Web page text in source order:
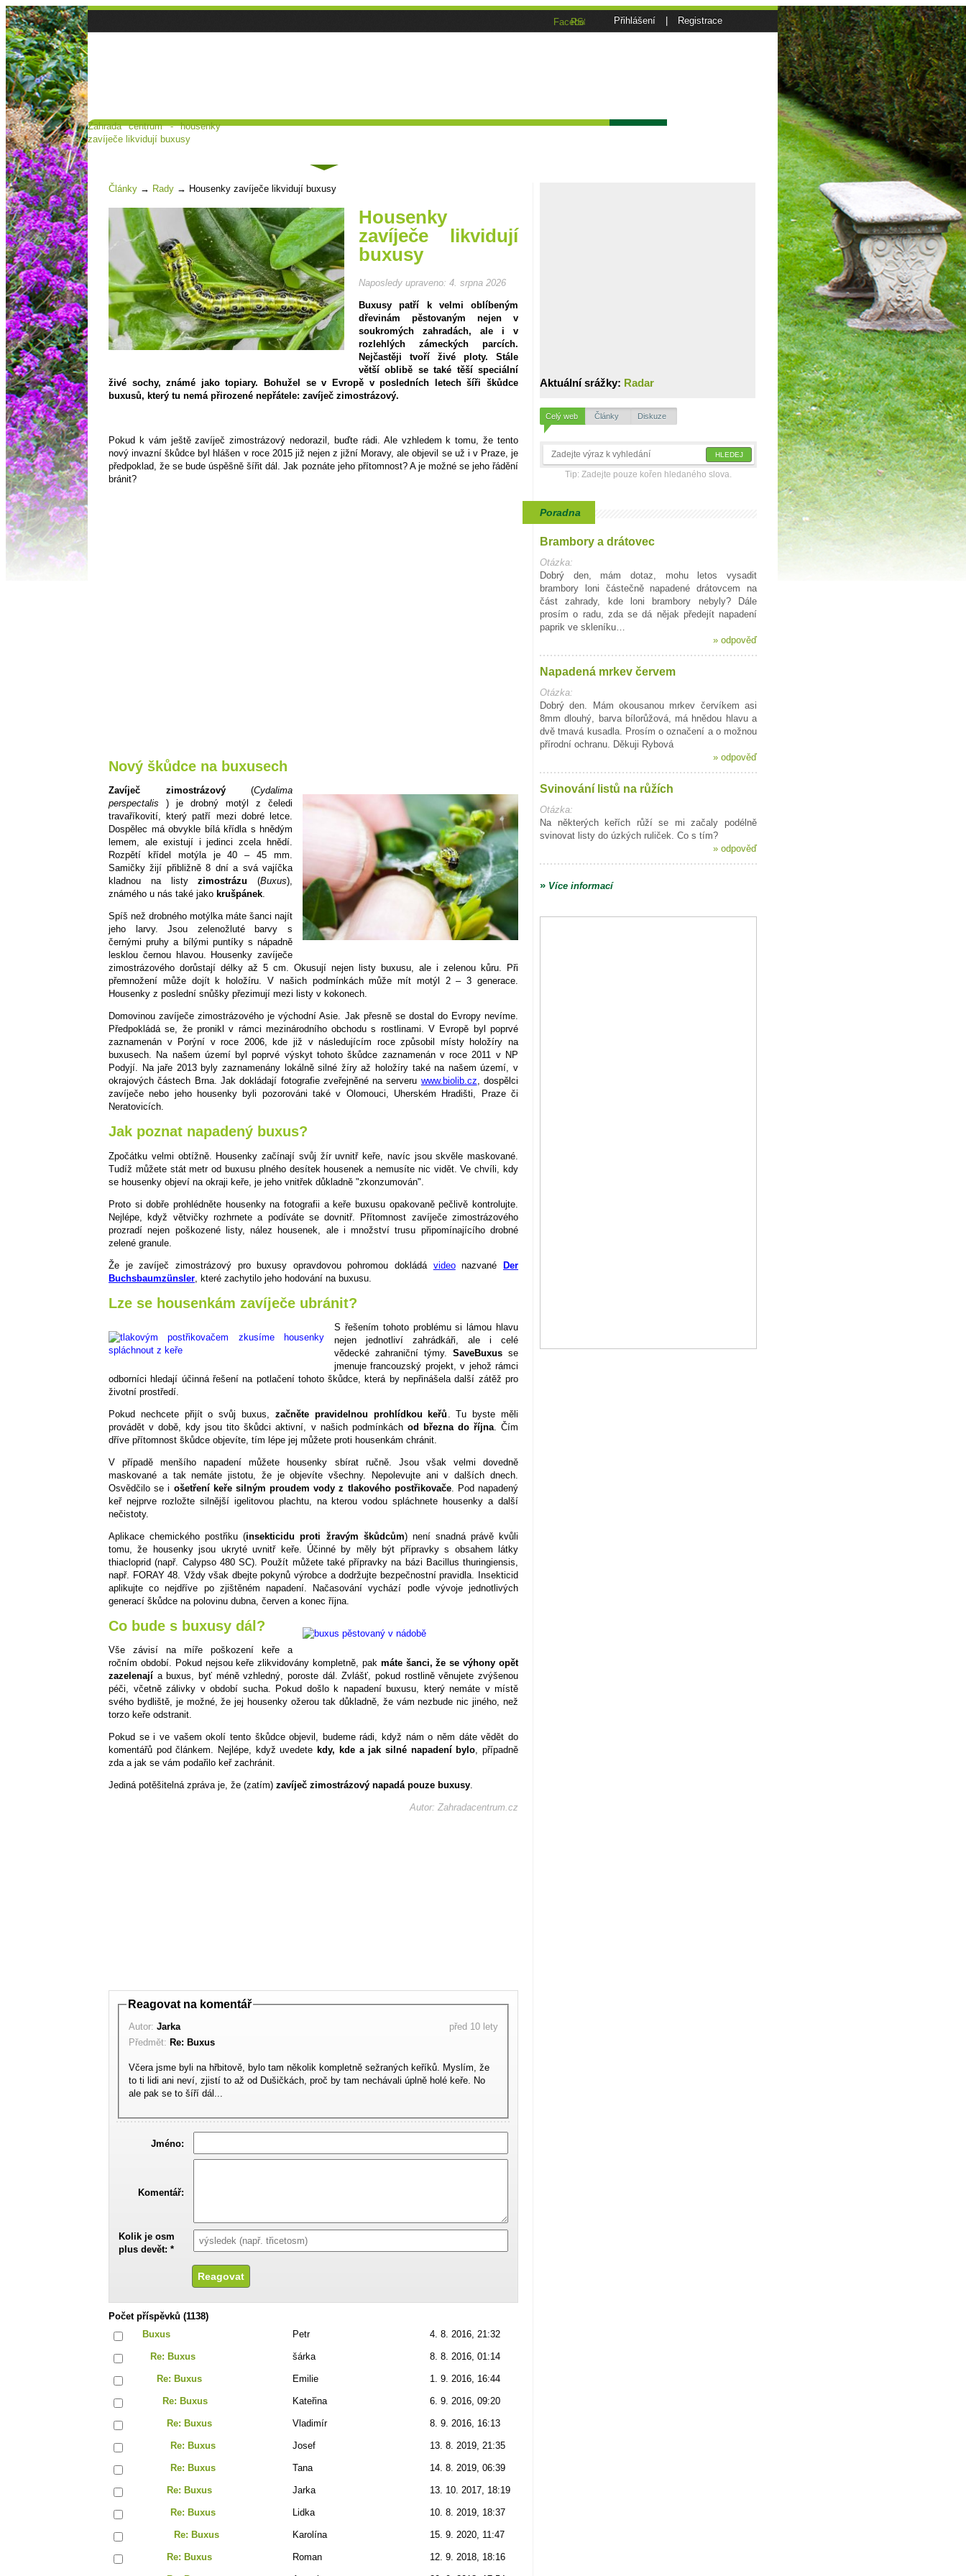
Přihlášení Registrace
Facebook
RSS
Zahrada centrum - housenky
zavíječe likvidují buxusy
Hlavní strana Poradna a diskuse
Články → Rady → Housenky zavíječe likvidují buxusy
Housenky
zavíječe likvidují
buxusy
Naposledy upraveno: 4. srpna 2026
Buxusy patří k velmi oblíbeným
dřevinám pěstovaným nejen v
soukromých zahradách, ale i v
rozlehlých zámeckých parcích.
Nejčastěji tvoří živé ploty. Stále
větší oblibě se také těší speciální
živé sochy, známé jako topiary. Bohužel se v Evropě v posledních letech šíři škůdce
buxusů, který tu nemá přirozené nepřátele: zavíječ zimostrázový.
Pokud k vám ještě zavíječ zimostrázový nedorazil, buďte rádi. Ale vzhledem k tomu, že tento
nový invazní škůdce byl hlášen v roce 2015 již nejen z jižní Moravy, ale objevil se už i v Praze, je
předpoklad, že se bude úspěšně šířit dál. Jak poznáte jeho přítomnost? A je možné se jeho řádění
bránit?
Nový škůdce na buxusech
Zavíječ zimostrázový (Cydalima
perspectalis ) je drobný motýl z čeledi
travaříkovití, který patří mezi dobré letce.
Dospělec má obvykle bílá křídla s hnědým
lemem, ale existují i jedinci zcela hnědí.
Rozpětí křídel motýla je 40 – 45 mm.
Samičky žijí přibližně 8 dní a svá vajíčka
kladnou na listyzimostrázu (Buxus),
známého u nás také jako krušpánek.
Spíš než drobného motýlka máte šanci najít
jeho larvy. Jsou zelenožluté barvy s
černými pruhy a bílými puntíky s nápadně
lesklou černou hlavou. Housenky zavíječe
zimostrázového dorůstají délky až 5 cm. Okusují nejen listy buxusu, ale i zelenou kůru. Při
přemnožení může dojít k holožíru. V našich podmínkách může mít motýl 2 – 3 generace.
Housenky z poslední snůšky přezimují mezi listy v kokonech.
Domovinou zavíječe zimostrázového je východní Asie. Jak přesně se dostal do Evropy nevíme.
Předpokládá se, že pronikl v rámci mezinárodního obchodu s rostlinami. V Evropě byl poprvé
zaznamenán v Porýní v roce 2006, kde již v následujícím roce způsobil místy holožíry na
buxusech. Na našem území byl poprvé výskyt tohoto škůdce zaznamenán v roce 2011 v NP
Podyjí. Na jaře 2013 byly zaznamenány lokálně silné žíry až holožíry také na našem území, v
okrajových částech Brna. Jak dokládají fotografie zveřejněné na serveru www.biolib.cz, dospělci
zavíječe nebo jeho housenky byli pozorováni také v Olomouci, Uherském Hradišti, Praze či
Neratovicích.
Jak poznat napadený buxus?
Zpočátku velmi obtížně. Housenky začínají svůj žír uvnitř keře, navíc jsou skvěle maskované.
Tudíž můžete stát metr od buxusu plného desítek housenek a nemusíte nic vidět. Ve chvíli, kdy
se housenky objeví na okraji keře, je jeho vnitřek důkladně "zkonzumován".
Proto si dobře prohlédněte housenky na fotografii a keře buxusu opakovaně pečlivě kontrolujte.
Nejlépe, když větvičky rozhrnete a podíváte se dovnitř. Přítomnost zavíječe zimostrázového
prozradí nejen poškozené listy, nález housenek, ale i množství trusu připomínajícího drobné
zelené granule.
Že je zavíječ zimostrázový pro buxusy opravdovou pohromou dokládá videonazvanéDer
Buchsbaumzünsler , které zachytilo jeho hodování na buxusu.
Lze se housenkám zavíječe ubránit?
S řešením tohoto problému si lámou hlavu
nejen jednotliví zahrádkáři, ale i celé
vědecké zahraniční týmy. SaveBuxus se
jmenuje francouzský projekt, v jehož rámci
odborníci hledají účinná řešení na potlačení tohoto škůdce, která by nepřinášela další zátěž pro
životní prostředí.
Pokud nechcete přijít o svůj buxus, začněte pravidelnou prohlídkou keřů . Tu byste měli
provádět v době, kdy jsou tito škůdci aktivní, v našich podmínkách od března do října. Čím
dříve přítomnost škůdce objevíte, tím lépe jej můžete proti housenkám chránit.
V případě menšího napadení můžete housenky sbírat ručně. Jsou však velmi dovedně
maskované a tak nemáte jistotu, že je objevíte všechny. Nepolevujte ani v dalších dnech.
Osvědčilo se i ošetření keře silným proudem vody z tlakového postřikovače. Pod napadený
keř nejprve rozložte silnější igelitovou plachtu, na kterou vodou spláchnete housenky a další
nečistoty.
Aplikace chemického postřiku (insekticidu proti žravým škůdcům) není snadná právě kvůli
tomu, že housenky jsou ukryté uvnitř keře. Účinné by měly být přípravky s obsahem látky
thiacloprid (např. Calypso 480 SC). Použít můžete také přípravky na bázi Bacillus thuringiensis,
např. FORAY 48. Vždy však dbejte pokynů výrobce a dodržujte bezpečnostní pravidla. Insekticid
aplikujte co nejdříve po zjištěném napadení. Načasování vychází podle vývoje jednotlivých
generací škůdce na polovinu dubna, červen a konec října.
Co bude s buxusy dál?
Vše závisí na míře poškození keře a
ročním období. Pokud nejsou keře zlikvidovány kompletně, pak máte šanci, že se výhony opět
zazelenají a buxus, byť méně vzhledný, poroste dál. Zvlášť, pokud rostlině věnujete zvýšenou
péči, včetně zálivky v období sucha. Pokud došlo k napadení buxusu, který nemáte v místě
svého bydliště, je možné, že jej housenky ožerou tak důkladně, že vám nezbude nic jiného, než
torzo keře odstranit.
Pokud se i ve vašem okolí tento škůdce objevil, budeme rádi, když nám o něm dáte vědět do
komentářů pod článkem. Nejlépe, když uvedete kdy, kde a jak silné napadení bylo, případně
zda a jak se vám podařilo keř zachránit.
Jediná potěšitelná zpráva je, že (zatím) zavíječ zimostrázový napadá pouze buxusy.
Autor: Zahradacentrum.cz
Reagovat na komentář
Autor: Jarka
před 10 lety
Předmět: Re: Buxus
Včera jsme byli na hřbitově, bylo tam několik kompletně sežraných keříků. Myslím, že
to ti lidi ani neví, zjistí to až od Dušičkách, proč by tam nechávali úplně holé keře. No
ale pak se to šíří dál...
Jméno:
Komentář:
Kolik je osm
plus devět: *
Počet příspěvků (1138)
Buxus
Petr 4. 8. 2016, 21:32
Re: Buxus šárka 8. 8. 2016, 01:14
Re: Buxus Emilie 1. 9. 2016, 16:44
Re: Buxus Kateřina 6. 9. 2016, 09:20
Re: Buxus Vladimír 8. 9. 2016, 16:13
Re: Buxus Josef 13. 8. 2019, 21:35
Re: Buxus Tana 14. 8. 2019, 06:39
Re: Buxus Jarka 13. 10. 2017, 18:19
Re: Buxus Lidka 10. 8. 2019, 18:37
Re: Buxus Karolína 15. 9. 2020, 11:47
Re: Buxus Roman 12. 9. 2018, 18:16
Aktuální srážky: Radar
Celý web Články Diskuze
Tip: Zadejte pouze kořen hledaného slova.
Poradna
Brambory a drátovec
Otázka:
Dobrý den, mám dotaz, mohu letos vysadit
brambory loni částečně napadené drátovcem na
část zahrady, kde loni brambory nebyly? Dále
prosím o radu, zda se dá nějak předejít napadení
paprik ve skleníku…
» odpověď
Napadená mrkev červem
Otázka:
Dobrý den. Mám okousanou mrkev červíkem asi
8mm dlouhý, barva bílorůžová, má hnědou hlavu a
dvě tmavá kusadla. Prosím o označení a o možnou
přírodní ochranu. Děkuji Rybová
» odpověď
Svinování listů na růžích
Otázka:
Na některých keřích růží se mi začaly podélně
svinovat listy do úzkých ruliček. Co s tím?
» odpověď
» Více informací